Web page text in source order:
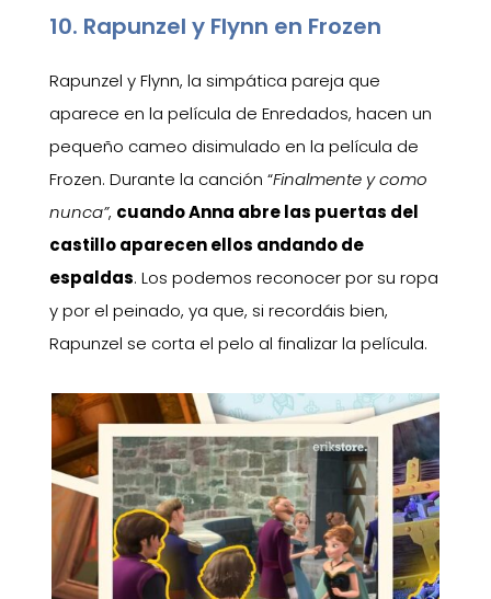
10. Rapunzel y Flynn en Frozen
Rapunzel y Flynn, la simpática pareja que
aparece en la película de Enredados, hacen un
pequeño cameo disimulado en la película de
Frozen. Durante la canción “Finalmente y como
nunca”, cuando Anna abre las puertas del
castillo aparecen ellos andando de
espaldas. Los podemos reconocer por su ropa
y por el peinado, ya que, si recordáis bien,
Rapunzel se corta el pelo al finalizar la película.